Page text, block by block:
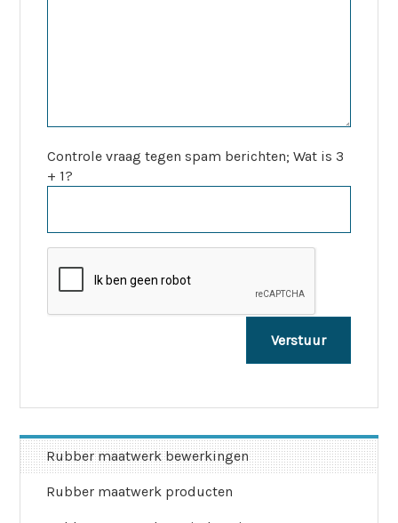
Controle vraag tegen spam berichten; Wat is 3
+ 1?
Rubber maatwerk bewerkingen
Rubber maatwerk producten